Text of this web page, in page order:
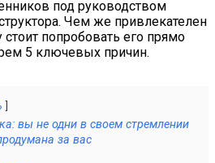
под руководством
Чем же привлекателен
попробовать его прямо
5 ключевых причин.
вы не одни в своем стремлении
за вас